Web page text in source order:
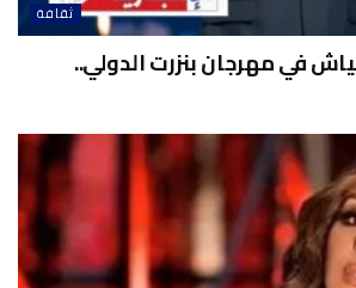
ثقافة
في مهرجان بنزرت الدولي..